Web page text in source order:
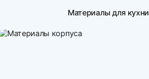
Материалы для кухни